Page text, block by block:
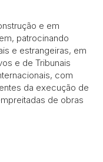
e em
patrocinando
e estrangeiras, em
e de Tribunais
com
da execução de
de obras